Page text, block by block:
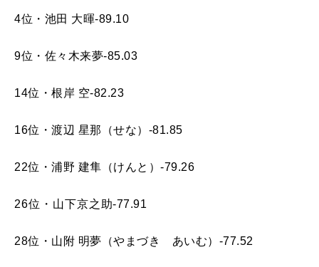
4位・池田 大暉-89.10
9位・佐々木来夢-85.03
14位・根岸 空-82.23
16位・渡辺 星那（せな）-81.85
22位・浦野 建隼（けんと）-79.26
26位・山下京之助-77.91
28位・山附 明夢（やまづき あいむ）-77.52